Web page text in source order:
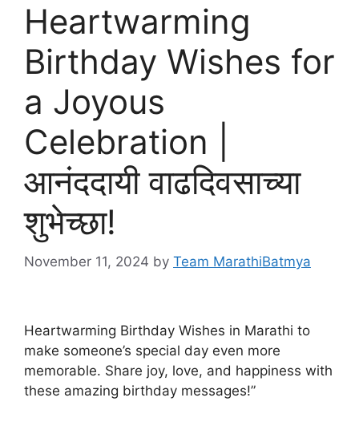
Heartwarming
Birthday Wishes for
a Joyous
Celebration |
आनंददायी वाढदिवसाच्या
शुभेच्छा!
November 11, 2024 by Team MarathiBatmya
Heartwarming Birthday Wishes in Marathi to
make someone’s special day even more
memorable. Share joy, love, and happiness with
these amazing birthday messages!”